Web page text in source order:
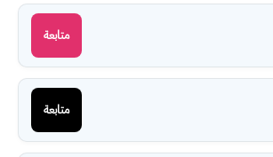
متابعة
متابعة